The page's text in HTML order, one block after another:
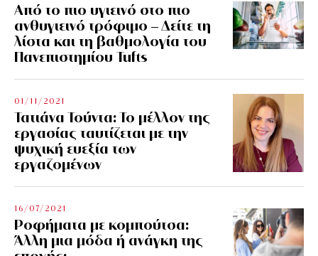
Από το πιο υγιεινό στο πιο
ανθυγιεινό τρόφιμο – Δείτε τη
λίστα και τη βαθμολογία του
Πανεπιστημίου Tufts
01/11/2021
Τατιάνα Τούντα: Το μέλλον της
εργασίας ταυτίζεται με την
ψυχική ευεξία των
εργαζομένων
16/07/2021
Ροφήματα με κομπούτσα:
Άλλη μια μόδα ή ανάγκη της